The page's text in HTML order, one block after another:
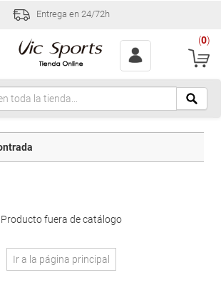
Entrega en 24/72h
(0)
Producto fuera de catálogo
Ir a la página principal